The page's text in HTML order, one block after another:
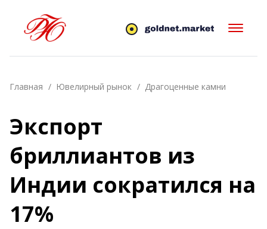
Главная Ювелирный рынок Драгоценные камни
Экспорт
бриллиантов из
Индии сократился на
17%